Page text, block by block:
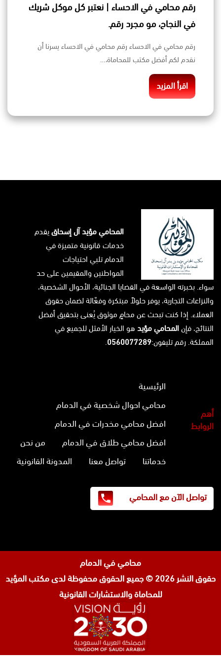
رقم محامي في الاحساء | نعتبر كل موكل شريك
في النجاح، مو مجرد رقم.
رقم محامي في الاحساء رقم محامي في الاحساء يسرنا أن
نقدم لكم أفضل مكتب للمحاماة،…
اقرأ المزيد
المحامي مؤيد آل إسحاقيقدم
خدمات قانونية متميزة في
الدمام تلبي احتياجات
المواطنين والمقيمين على حد
سواء. بخبرته الواسعة في القضايا الجنائية، الأحوال الشخصية،
والنزاعات التجارية، يوفر حلولاً مبتكرة وفعّالة لضمان حقوق
العملاء. إذا كنت تبحث عن محامٍ موثوق يُعنى بتحقيق أفضل
النتائج، فإنالمحامي مؤيد هو الخيار الأمثل للجميع في
المملكة. رقم تليفون:0560077289
.
أهم
الروابط
الرئيسية
محامي احوال شخصية في الدمام
افضل محامي مخدرات في الدمام
افضل محامي طلاق في الدمام
من نحن
خدماتنا
تواصل معنا المدونة القانونية
تواصل الآن مع المحامي
محامي في الدمام
حقوق النشر 2026 © جميع الحقوق محفوظة لدى
مكتب المؤيد
للمحاماة والاستشارات القانونية